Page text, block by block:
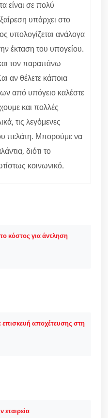
είναι σε πολύ
υπάρχει στο
υπολογίζεται ανάλογα
έκταση του υπογείου.
τον παραπάνω
αν θέλετε κάποια
από υπόγειο καλέστε
και πολλές
τις λεγόμενες
πελάτη. Μπορούμε να
διότι το
κοινωνικό.
κόστος για άντληση
επισκευή αποχέτευσης στη
εταιρεία